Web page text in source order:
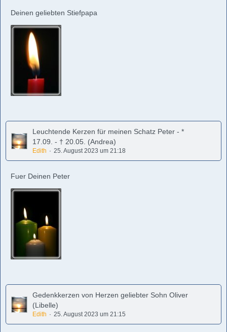
Deinen geliebten Stiefpapa
Leuchtende Kerzen für meinen Schatz Peter - *
17.09. - † 20.05. (Andrea)
Edith 25. August 2023 um 21:18
Fuer Deinen Peter
Gedenkkerzen von Herzen geliebter Sohn Oliver
(Libelle)
Edith 25. August 2023 um 21:15